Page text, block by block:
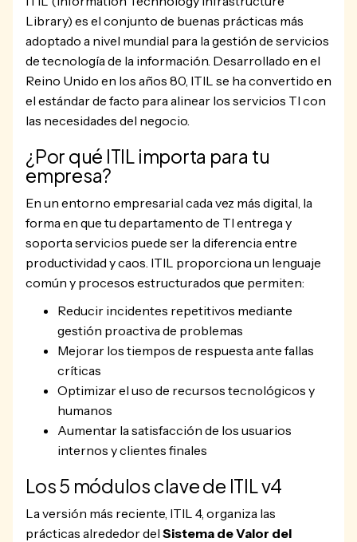
Library) es el conjunto de buenas prácticas más
adoptado a nivel mundial para la gestión de servicios
de tecnología de la información. Desarrollado en el
Reino Unido en los años 80, ITIL se ha convertido en
el estándar de facto para alinear los servicios TI con
las necesidades del negocio.
¿Por qué ITIL importa para tu
empresa?
En un entorno empresarial cada vez más digital, la
forma en que tu departamento de TI entrega y
soporta servicios puede ser la diferencia entre
productividad y caos. ITIL proporciona un lenguaje
común y procesos estructurados que permiten:
Reducir incidentes repetitivos mediante
gestión proactiva de problemas
Mejorar los tiempos de respuesta ante fallas
críticas
Optimizar el uso de recursos tecnológicos y
humanos
Aumentar la satisfacción de los usuarios
internos y clientes finales
Los 5 módulos clave de ITIL v4
La versión más reciente, ITIL 4, organiza las
prácticas alrededor del Sistema de Valor del